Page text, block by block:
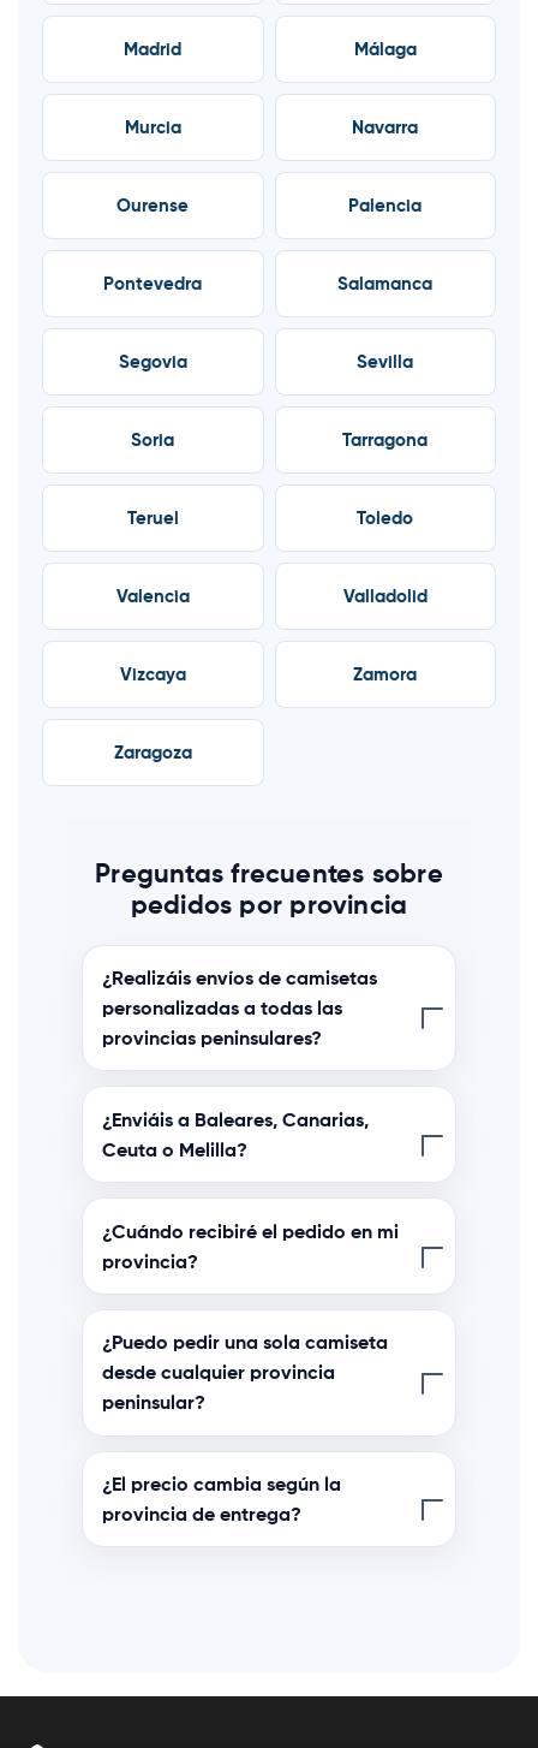
Madrid Málaga
Murcia Navarra
Ourense Palencia
Pontevedra Salamanca
Segovia Sevilla
Soria Tarragona
Teruel Toledo
Valencia Valladolid
Vizcaya Zamora
Zaragoza
Preguntas frecuentes sobre
pedidos por provincia
¿Realizáis envíos de camisetas
personalizadas a todas las
provincias peninsulares?
¿Enviáis a Baleares, Canarias,
Ceuta o Melilla?
¿Cuándo recibiré el pedido en mi
provincia?
¿Puedo pedir una sola camiseta
desde cualquier provincia
peninsular?
¿El precio cambia según la
provincia de entrega?